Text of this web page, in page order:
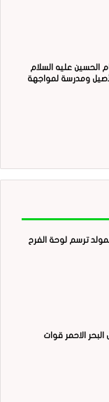
الحسين عليه السلام
ومدرسة لمواجهة
ترسم لوحة الفرح
الاحمر قوات